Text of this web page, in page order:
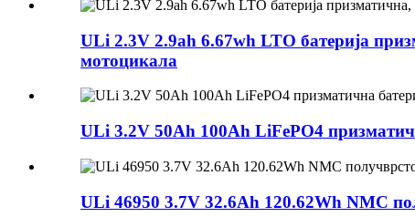
ULi 2.3V 2.9ah 6.67wh LTO батерија
мотоцикала
ULi 3.2V 50Ah 100Ah LiFePO4
ULi 46950 3.7V 32.6Ah 120.62Wh NMC